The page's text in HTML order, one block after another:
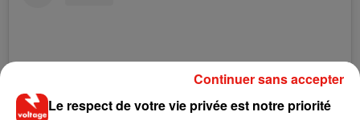
Le respect de votre vie privée est notre priorité
Continuer sans accepter